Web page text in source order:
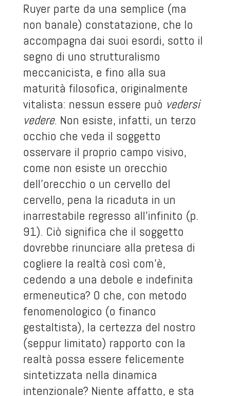
Ruyer parte da una semplice (ma
non banale) constatazione, che lo
accompagna dai suoi esordi, sotto il
segno di uno strutturalismo
meccanicista, e fino alla sua
maturità filosofica, originalmente
vitalista: nessun essere può vedersi
vedere. Non esiste, infatti, un terzo
occhio che veda il soggetto
osservare il proprio campo visivo,
come non esiste un orecchio
dell’orecchio o un cervello del
cervello, pena la ricaduta in un
inarrestabile regresso all’infinito (p.
91). Ciò significa che il soggetto
dovrebbe rinunciare alla pretesa di
cogliere la realtà così com’è,
cedendo a una debole e indefinita
ermeneutica? O che, con metodo
fenomenologico (o financo
gestaltista), la certezza del nostro
(seppur limitato) rapporto con la
realtà possa essere felicemente
sintetizzata nella dinamica
intenzionale? Niente affatto, e sta